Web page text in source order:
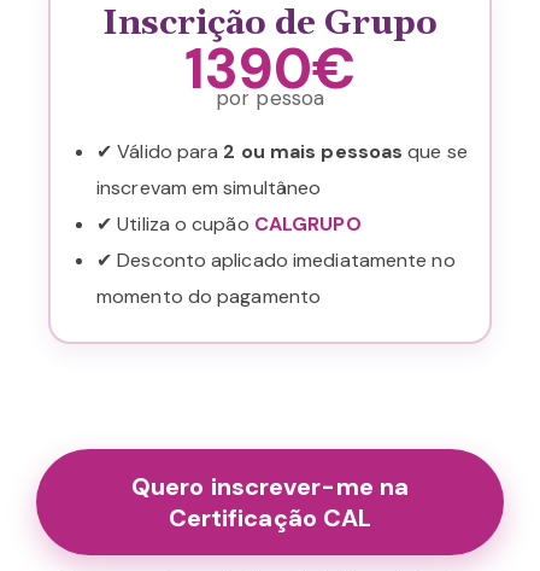
Inscrição de Grupo
1390€
por pessoa
✔ Válido para 2 ou mais pessoas que se
inscrevam em simultâneo
✔ Utiliza o cupão CALGRUPO
✔ Desconto aplicado imediatamente no
momento do pagamento
Quero inscrever-me na
Certificação CAL